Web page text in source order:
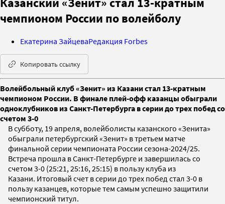
чемпионом России по волейболу
Екатерина ЗайцеваРедакция Forbes
Копировать ссылку
Волейбольный клуб «Зенит» из Казани стал 13-кратным
чемпионом России. В финале плей-офф казанцы обыграли
одноклубников из Санкт-Петербурга в серии до трех побед со
счетом 3-0
В субботу, 19 апреля, волейболисты казанского «Зенита»
обыграли петербургский «Зенит» в третьем матче
финальной серии чемпионата России сезона-2024/25.
Встреча прошла в Санкт-Петербурге и завершилась со
счетом 3-0 (25:21, 25:16, 25:15) в пользу клуба из
Казани. Итоговый счет в серии до трех побед стал 3-0 в
пользу казанцев, которые тем самым успешно защитили
чемпионский титул.